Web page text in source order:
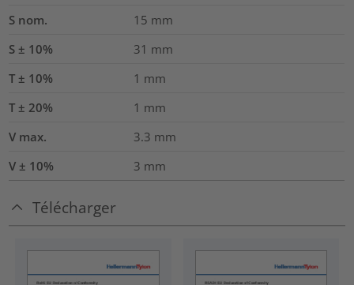
S nom.
15 mm
S ± 10%
31 mm
T ± 10%
1 mm
T ± 20%
1 mm
V max.
3.3 mm
V ± 10%
3 mm
Télécharger